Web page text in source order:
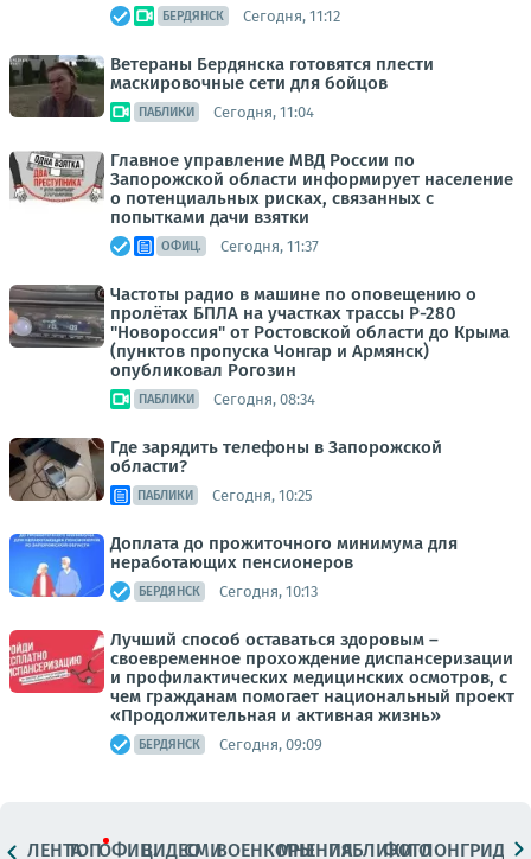
БЕРДЯНСК Сегодня, 11:12
Ветераны Бердянска готовятся плести
маскировочные сети для бойцов
ПАБЛИКИ Сегодня, 11:04
Главное управление МВД России по
Запорожской области информирует население
о потенциальных рисках, связанных с
попытками дачи взятки
ОФИЦ. Сегодня, 11:37
Частоты радио в машине по оповещению о
пролётах БПЛА на участках трассы Р-280
"Новороссия" от Ростовской области до Крыма
(пунктов пропуска Чонгар и Армянск)
опубликовал Рогозин
ПАБЛИКИ Сегодня, 08:34
Где зарядить телефоны в Запорожской
области?
ПАБЛИКИ Сегодня, 10:25
Доплата до прожиточного минимума для
неработающих пенсионеров
БЕРДЯНСК Сегодня, 10:13
Лучший способ оставаться здоровым –
своевременное прохождение диспансеризации
и профилактических медицинских осмотров, с
чем гражданам помогает национальный проект
«Продолжительная и активная жизнь»
БЕРДЯНСК Сегодня, 09:09
ЛЕНТАТОПОФИЦ.ВИДЕОСМИВОЕНКОРЫМНЕНИЯПАБЛИКИ
ФОТОЛОНГРИДЫ